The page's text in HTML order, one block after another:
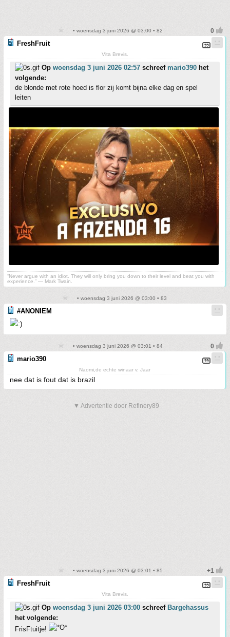
• woensdag 3 juni 2026 @ 03:00 • 82
FreshFruit
Vita Brevis.
Op woensdag 3 juni 2026 02:57 schreef mario390 het
volgende:
de blonde met rote hoed is flor zij komt bijna elke dag en spel
leiten
“Never argue with an idiot. They will only bring you down to their level and beat you with
experience.” ― Mark Twain.
• woensdag 3 juni 2026 @ 03:00 • 83
#ANONIEM
• woensdag 3 juni 2026 @ 03:01 • 84
mario390
Naomi,de echte winaar v. Jaar
nee dat is fout dat is brazil
▼ Advertentie door Refinery89
• woensdag 3 juni 2026 @ 03:01 • 85
FreshFruit
Vita Brevis.
Op woensdag 3 juni 2026 03:00 schreef Bargehassus
het volgende:
FrisFtuitje!